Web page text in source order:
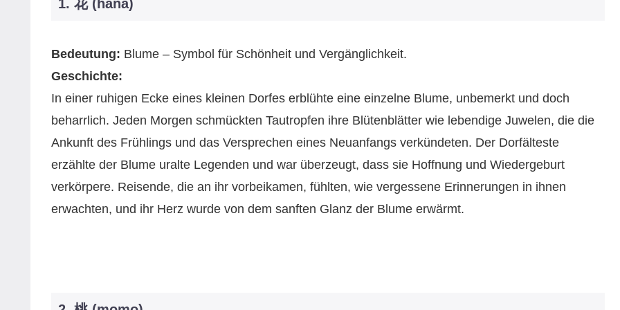
1. 花 (hana)
Bedeutung: Blume – Symbol für Schönheit und Vergänglichkeit.
Geschichte:
In einer ruhigen Ecke eines kleinen Dorfes erblühte eine einzelne Blume, unbemerkt und doch
beharrlich. Jeden Morgen schmückten Tautropfen ihre Blütenblätter wie lebendige Juwelen, die die
Ankunft des Frühlings und das Versprechen eines Neuanfangs verkündeten. Der Dorfälteste
erzählte der Blume uralte Legenden und war überzeugt, dass sie Hoffnung und Wiedergeburt
verkörpere. Reisende, die an ihr vorbeikamen, fühlten, wie vergessene Erinnerungen in ihnen
erwachten, und ihr Herz wurde von dem sanften Glanz der Blume erwärmt.